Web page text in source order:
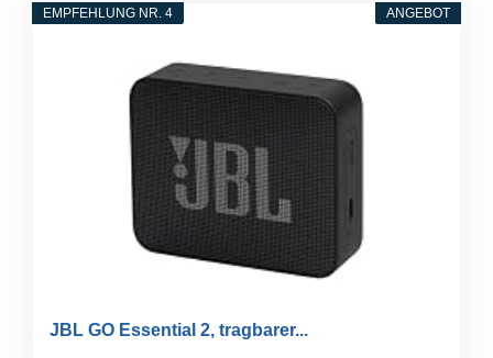
ANGEBOT
EMPFEHLUNG NR. 4
JBL GO Essential 2, tragbarer...